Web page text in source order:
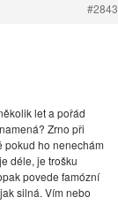
#2843
let a pořád
Zrno při
ho nenechám
déle, je trošku
povede famózní
silná. Vím nebo